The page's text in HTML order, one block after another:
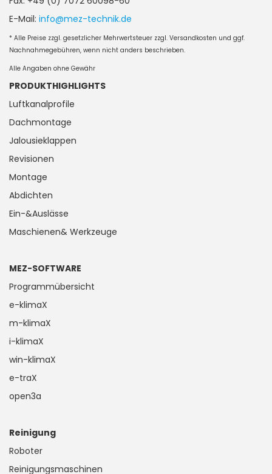
E-Mail: info@mez-technik.de
* Alle Preise zzgl. gesetzlicher Mehrwertsteuer zzgl. Versandkosten und ggf.
Nachnahmegebühren, wenn nicht anders beschrieben.
Alle Angaben ohne Gewähr
PRODUKTHIGHLIGHTS
Luftkanalprofile
Dachmontage
Jalousieklappen
Revisionen
Montage
Abdichten
Ein-&Auslässe
Maschienen& Werkzeuge
MEZ-SOFTWARE
Programmübersicht
e-klimaX
m-klimaX
i-klimaX
win-klimaX
e-traX
open3a
Reinigung
Roboter
Reinigungsmaschinen